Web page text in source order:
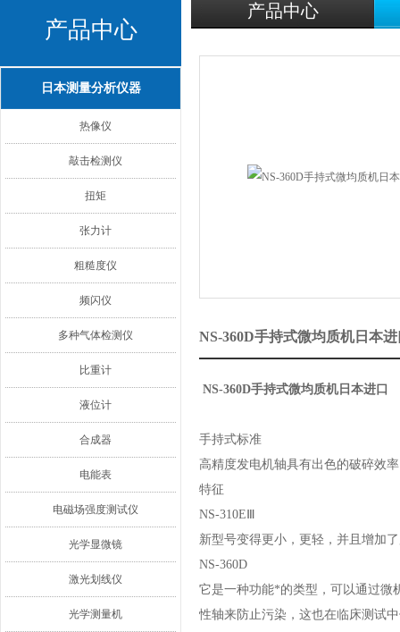
产品中心
日本测量分析仪器
热像仪
敲击检测仪
扭矩
张力计
粗糙度仪
频闪仪
多种气体检测仪
比重计
液位计
合成器
电能表
电磁场强度测试仪
光学显微镜
激光划线仪
光学测量机
产品中心
NS-360D手持式微均质机日本
NS-360D手持式微均质机日本进口
手持式标准
高精度发电机轴具有出色的破碎效
特征
NS-310EⅢ
新型号变得更小，更轻，并且增加
NS-360D
它是一种功能*的类型，可以通过微
性轴来防止污染，这也在临床测试